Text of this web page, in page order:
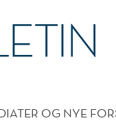
OG NYE